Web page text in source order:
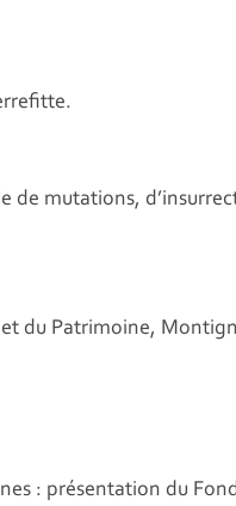
de mutations,
et du Patrimoine,
: présentation du